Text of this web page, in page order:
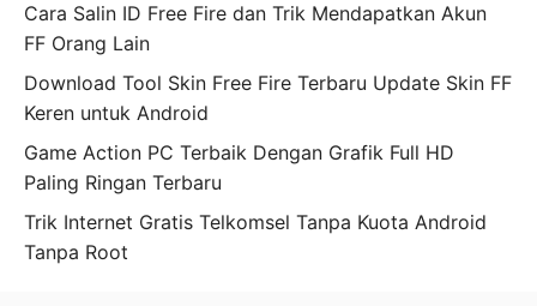
Cara Salin ID Free Fire dan Trik Mendapatkan Akun
FF Orang Lain
Download Tool Skin Free Fire Terbaru Update Skin FF
Keren untuk Android
Game Action PC Terbaik Dengan Grafik Full HD
Paling Ringan Terbaru
Trik Internet Gratis Telkomsel Tanpa Kuota Android
Tanpa Root